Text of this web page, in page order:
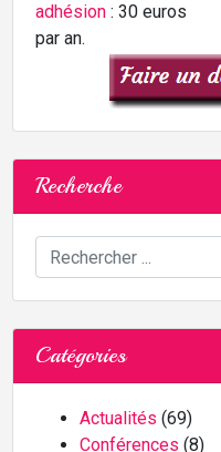
adhésion : 30 euros
par an.
Recherche
Catégories
Actualités (69)
Conférences (8)